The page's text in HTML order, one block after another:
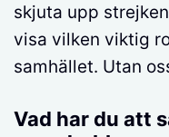
skjuta upp
visa vilken viktig
samhället. Utan
Vad har du att